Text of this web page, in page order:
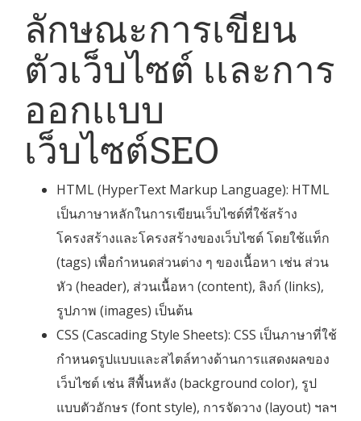
ลักษณะการเขียน
ตัวเว็บไซต์ เเละการ
ออกเเบบ
เว็บไซต์SEO
HTML (HyperText Markup Language): HTML
เป็นภาษาหลักในการเขียนเว็บไซต์ที่ใช้สร้าง
โครงสร้างและโครงสร้างของเว็บไซต์ โดยใช้แท็ก
(tags) เพื่อกำหนดส่วนต่าง ๆ ของเนื้อหา เช่น ส่วน
หัว (header), ส่วนเนื้อหา (content), ลิงก์ (links),
รูปภาพ (images) เป็นต้น
CSS (Cascading Style Sheets): CSS เป็นภาษาที่ใช้
กำหนดรูปแบบและสไตล์ทางด้านการแสดงผลของ
เว็บไซต์ เช่น สีพื้นหลัง (background color), รูป
แบบตัวอักษร (font style), การจัดวาง (layout) ฯลฯ